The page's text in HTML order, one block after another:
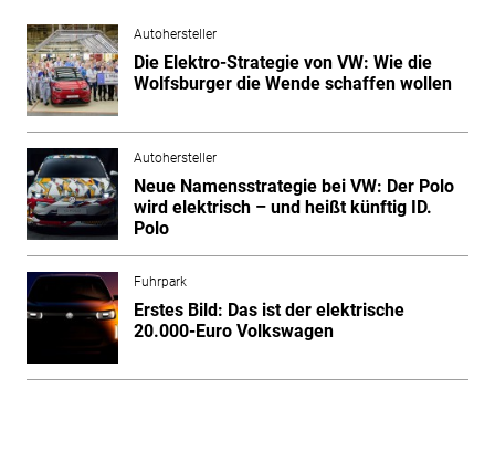
Autohersteller
Die Elektro-Strategie von VW: Wie die
Wolfsburger die Wende schaffen wollen
Autohersteller
Neue Namensstrategie bei VW: Der Polo
wird elektrisch – und heißt künftig ID.
Polo
Fuhrpark
Erstes Bild: Das ist der elektrische
20.000-Euro Volkswagen